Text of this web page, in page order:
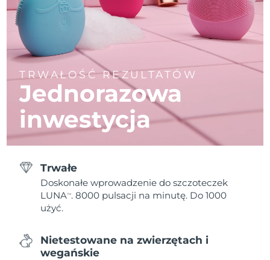
TRWAŁOŚĆ REZULTATÓW
Jednorazowa
inwestycja
Trwałe
Doskonałe wprowadzenie do szczoteczek
LUNATM . 8000 pulsacji na minutę. Do 1000
użyć.
Nietestowane na zwierzętach i
wegańskie